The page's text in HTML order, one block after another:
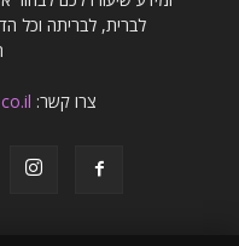
לברית, לבריתה וכל
צרו קשר: